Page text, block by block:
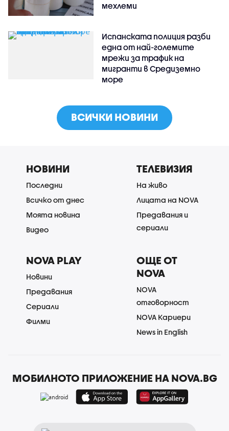
мехлеми
Испанската полиция разби
една от най-големите
мрежи за трафик на
мигранти в Средиземно
море
ВСИЧКИ НОВИНИ
НОВИНИ
Последни
Всичко от днес
Моята новина
Видео
ТЕЛЕВИЗИЯ
На живо
Лицата на NOVA
Предавания и
сериали
NOVA PLAY
Новини
Предавания
Сериали
Филми
ОЩЕ ОТ
NOVA
NOVA
отговорност
NOVA Кариери
News in English
МОБИЛНОТО ПРИЛОЖЕНИЕ НА NOVA.BG